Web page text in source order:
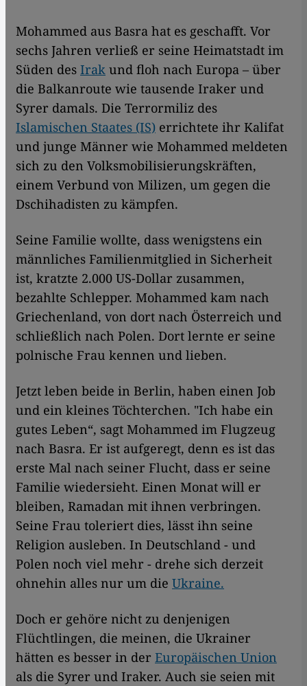
Mohammed aus Basra hat es geschafft. Vor
sechs Jahren verließ er seine Heimatstadt im
Süden des Irak und floh nach Europa – über
die Balkanroute wie tausende Iraker und
Syrer damals. Die Terrormiliz des
Islamischen Staates (IS) errichtete ihr Kalifat
und junge Männer wie Mohammed meldeten
sich zu den Volksmobilisierungskräften,
einem Verbund von Milizen, um gegen die
Dschihadisten zu kämpfen.
Seine Familie wollte, dass wenigstens ein
männliches Familienmitglied in Sicherheit
ist, kratzte 2.000 US-Dollar zusammen,
bezahlte Schlepper. Mohammed kam nach
Griechenland, von dort nach Österreich und
schließlich nach Polen. Dort lernte er seine
polnische Frau kennen und lieben.
Jetzt leben beide in Berlin, haben einen Job
und ein kleines Töchterchen. "Ich habe ein
gutes Leben“, sagt Mohammed im Flugzeug
nach Basra. Er ist aufgeregt, denn es ist das
erste Mal nach seiner Flucht, dass er seine
Familie wiedersieht. Einen Monat will er
bleiben, Ramadan mit ihnen verbringen.
Seine Frau toleriert dies, lässt ihn seine
Religion ausleben. In Deutschland - und
Polen noch viel mehr - drehe sich derzeit
ohnehin alles nur um die Ukraine.
Doch er gehöre nicht zu denjenigen
Flüchtlingen, die meinen, die Ukrainer
hätten es besser in der Europäischen Union
als die Syrer und Iraker. Auch sie seien mit